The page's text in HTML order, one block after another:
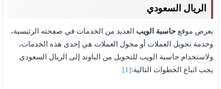
الريال السعودي
يعرض موقع حاسبة الويب العديد من الخدمات في صفحته الرئيسية،
وخدمة تحويل العملات أو محول العملات هي إحدى هذه الخدمات،
ولاستخدام حاسبة الويب للتحويل من الباوند إلى الريال السعودي
يجب اتباع الخطوات التالية:[1]